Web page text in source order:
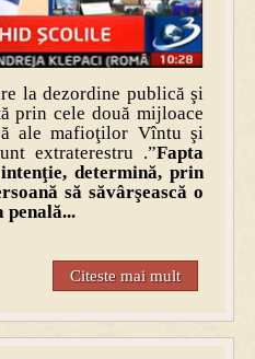
la dezordine publică şi
prin cele două mijloace
ale mafioţilor Vîntu şi
extraterestru .”Fapta
determină, prin
să săvârşească o
penală...
Citeste mai mult